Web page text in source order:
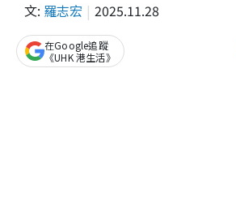
文: 羅志宏 2025.11.28
在Google追蹤
《UHK 港生活》